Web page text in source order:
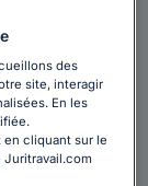
des
site, interagir
En les
en cliquant sur le
Juritravail.com